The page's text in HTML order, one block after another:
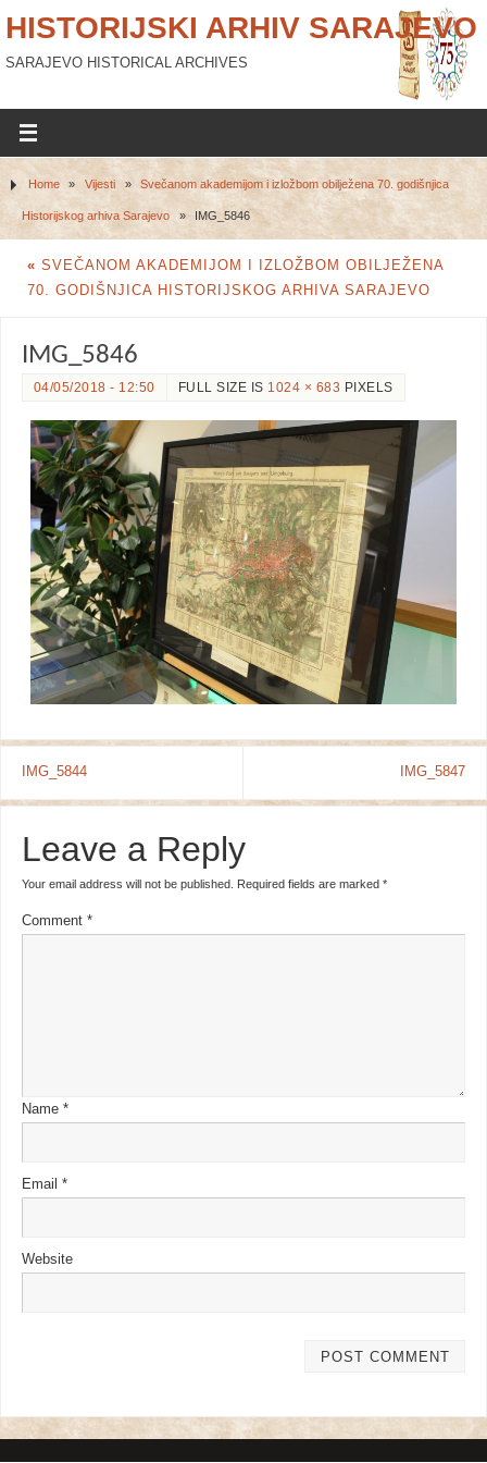
HISTORIJSKI ARHIV SARAJEVO
SARAJEVO HISTORICAL ARCHIVES
Home » Vijesti » Svečanom akademijom i izložbom obilježena 70. godišnjica
Historijskog arhiva Sarajevo » IMG_5846
« SVEČANOM AKADEMIJOM I IZLOŽBOM OBILJEŽENA
70. GODIŠNJICA HISTORIJSKOG ARHIVA SARAJEVO
IMG_5846
04/05/2018 - 12:50 FULL SIZE IS 1024 × 683 PIXELS
IMG_5844 IMG_5847
Leave a Reply
Your email address will not be published. Required fields are marked *
Comment *
Name *
Email *
Website